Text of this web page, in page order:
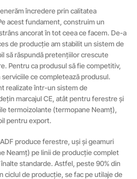
încredere prin calitatea
acest fundament, construim un
ancorat în tot ceea ce facem. De-a
de producție am stabilit un sistem de
să răspundă pretențiilor crescute
Pentru ca produsul să fie competitiv,
serviciile ce completează produsul.
realizate într-un sistem de
marcajul CE, atât pentru ferestre și
termoizolante (termopane Neamț),
pentru export.
ADF produce ferestre, uși și geamuri
Neamț) pe linii de producție complet
standarde. Astfel, peste 90% din
ciclul de producție, se fac pe utilaje de